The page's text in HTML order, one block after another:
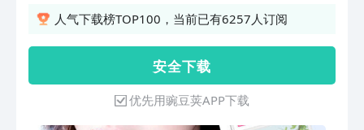
单一的生活圈子，是否想找到一个懂你的
寞，形色帅哥主动开启畅聊模式。严格的
视频认证，专注于为单身青年服务，依托
于互联网而打造的一个单身交友社交软
件。单身的你，是否还在寻找生命中的那
人气下载榜TOP100，当前已有6257人订阅
安 全 下 载
优先用豌豆荚APP下载